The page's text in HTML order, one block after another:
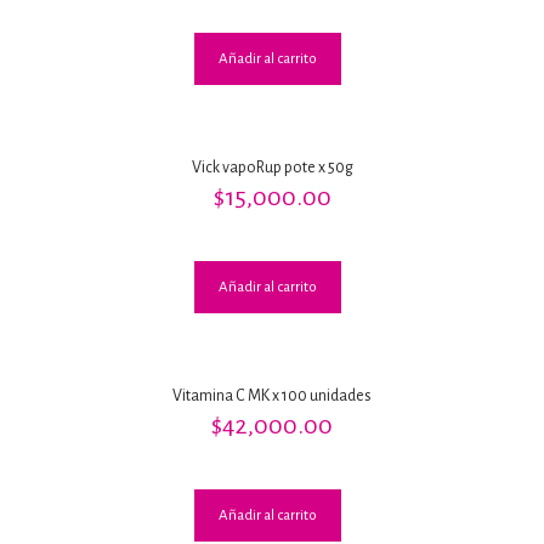
Añadir al carrito
Vick vapoRup pote x 50g
$15,000.00
Añadir al carrito
Vitamina C MK x 100 unidades
$42,000.00
Añadir al carrito